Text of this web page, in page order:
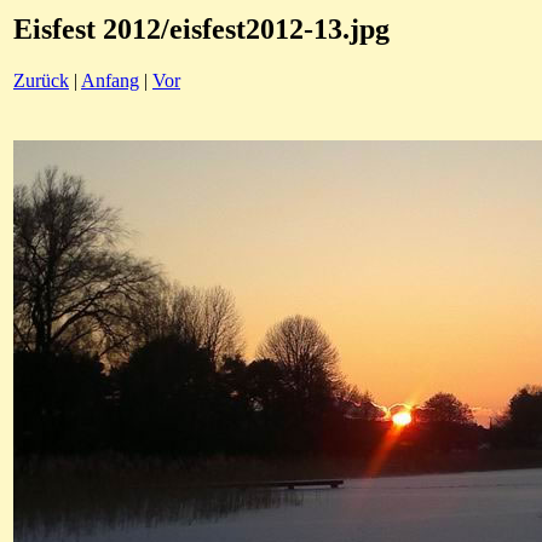
Eisfest 2012/eisfest2012-13.jpg
Zurück | Anfang | Vor